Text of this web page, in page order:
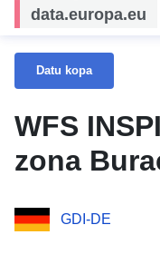
data.europa.eu
Datu kopa
WFS
zona
GDI-DE